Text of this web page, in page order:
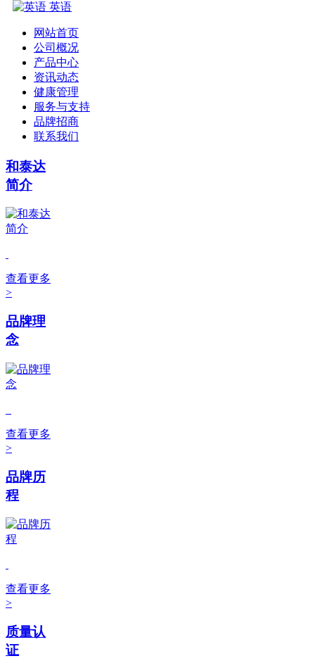
英语
网站首页
公司概况
产品中心
资讯动态
健康管理
服务与支持
品牌招商
联系我们
和泰达
简介
查看更多
>
品牌理
念
查看更多
>
品牌历
程
查看更多
>
质量认
证